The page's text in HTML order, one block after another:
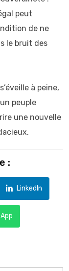
peut
de ne
le bruit des
à peine,
peuple
une nouvelle
:
LinkedIn